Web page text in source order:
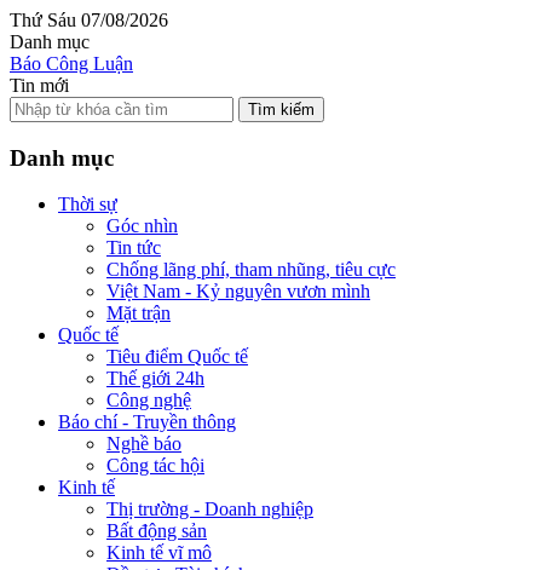
Thứ Sáu 07/08/2026
Danh mục
Báo Công Luận
Tin mới
Tìm kiếm
Danh mục
Thời sự
Góc nhìn
Tin tức
Chống lãng phí, tham nhũng, tiêu cực
Việt Nam - Kỷ nguyên vươn mình
Mặt trận
Quốc tế
Tiêu điểm Quốc tế
Thế giới 24h
Công nghệ
Báo chí - Truyền thông
Nghề báo
Công tác hội
Kinh tế
Thị trường - Doanh nghiệp
Bất động sản
Kinh tế vĩ mô